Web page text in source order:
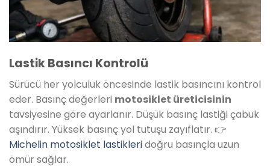
Lastik Basıncı Kontrolü
Sürücü her yolculuk öncesinde lastik basıncını kontrol
eder. Basınç değerleri motosiklet üreticisinin
tavsiyesine göre ayarlanır. Düşük basınç lastiği çabuk
aşındırır. Yüksek basınç yol tutuşu zayıflatır. 👉
Michelin motosiklet lastikleridoğru basınçla uzun
ömür sağlar.